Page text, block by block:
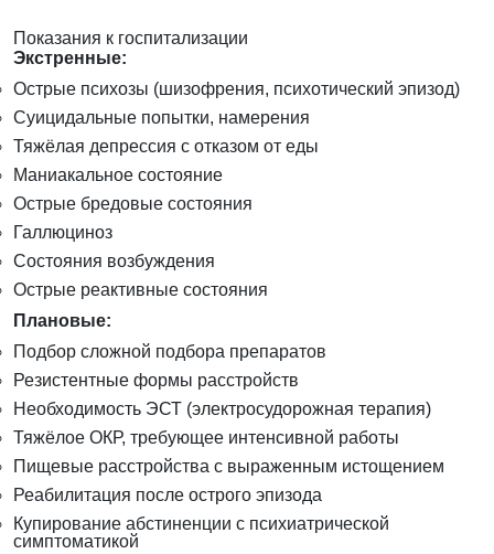
Показания к госпитализации
Экстренные:
Острые психозы (шизофрения, психотический эпизод)
Суицидальные попытки, намерения
Тяжёлая депрессия с отказом от еды
Маниакальное состояние
Острые бредовые состояния
Галлюциноз
Состояния возбуждения
Острые реактивные состояния
Плановые:
Подбор сложной подбора препаратов
Резистентные формы расстройств
Необходимость ЭСТ (электросудорожная терапия)
Тяжёлое ОКР, требующее интенсивной работы
Пищевые расстройства с выраженным истощением
Реабилитация после острого эпизода
Купирование абстиненции с психиатрической
симптоматикой